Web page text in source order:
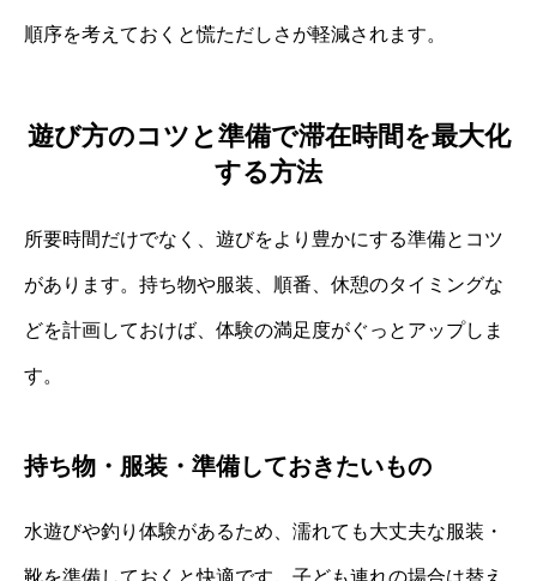
順序を考えておくと慌ただしさが軽減されます。
遊び方のコツと準備で滞在時間を最大化
する方法
所要時間だけでなく、遊びをより豊かにする準備とコツ
があります。持ち物や服装、順番、休憩のタイミングな
どを計画しておけば、体験の満足度がぐっとアップしま
す。
持ち物・服装・準備しておきたいもの
水遊びや釣り体験があるため、濡れても大丈夫な服装・
靴を準備しておくと快適です。子ども連れの場合は替え